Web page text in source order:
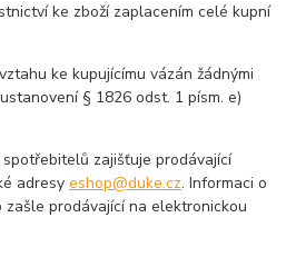
ke zboží zaplacením celé kupní
ke kupujícímu vázán žádnými
§ 1826 odst. 1 písm. e)
zajišťuje prodávající
adresyeshop@duke.cz. Informaci o
prodávající na elektronickou